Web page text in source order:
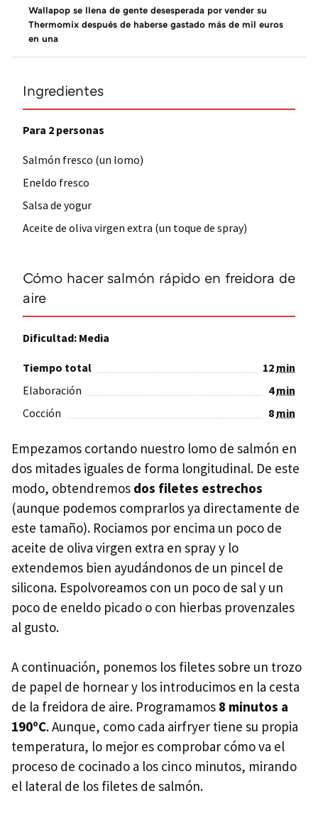
Wallapop se llena de gente desesperada por vender su
Thermomix después de haberse gastado más de mil euros
en una
Ingredientes
Para 2 personas
Salmón fresco (un lomo)
Eneldo fresco
Salsa de yogur
Aceite de oliva virgen extra (un toque de spray)
Cómo hacer salmón rápido en freidora de
aire
Dificultad: Media
Tiempo total 12 min
Elaboración
4min
Cocción
8 min
Empezamos cortando nuestro lomo de salmón en
dos mitades iguales de forma longitudinal. De este
modo, obtendremos dos filetes estrechos
(aunque podemos comprarlos ya directamente de
este tamaño). Rociamos por encima un poco de
aceite de oliva virgen extra en spray y lo
extendemos bien ayudándonos de un pincel de
silicona. Espolvoreamos con un poco de sal y un
poco de eneldo picado o con hierbas provenzales
al gusto.
A continuación, ponemos los filetes sobre un trozo
de papel de hornear y los introducimos en la cesta
de la freidora de aire. Programamos 8 minutos a
190ºC. Aunque, como cada airfryer tiene su propia
temperatura, lo mejor es comprobar cómo va el
proceso de cocinado a los cinco minutos, mirando
el lateral de los filetes de salmón.